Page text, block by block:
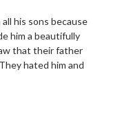
his sons because
him a beautifully
that their father
hated him and